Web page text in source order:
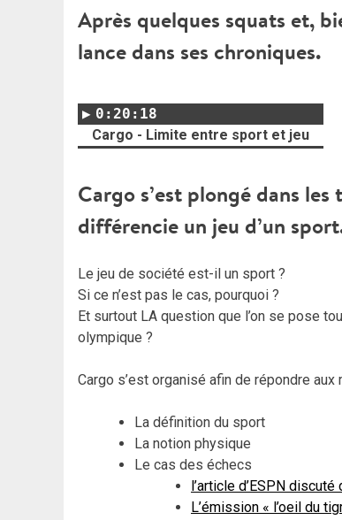
Après quelques squats et,
lance dans ses chroniques.
0:20:18
Cargo - Limite entre sport et jeu
Cargo s’est plongé dans
différencie un jeu d’un
Le jeu de société est-il un sport ?
Si ce n’est pas le cas, pourquoi ?
Et surtout LA question que l’on se pose
olympique ?
Cargo s’est organisé afin de répondre
La définition du sport
La notion physique
Le cas des échecs
l’article d’ESPN discuté
L’émission « l’oeil du